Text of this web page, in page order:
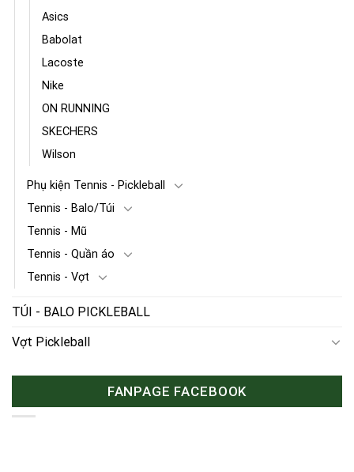
Asics
Babolat
Lacoste
Nike
ON RUNNING
SKECHERS
Wilson
Phụ kiện Tennis - Pickleball
Tennis - Balo/Túi
Tennis - Mũ
Tennis - Quần áo
Tennis - Vợt
TÚI - BALO PICKLEBALL
Vợt Pickleball
FANPAGE FACEBOOK